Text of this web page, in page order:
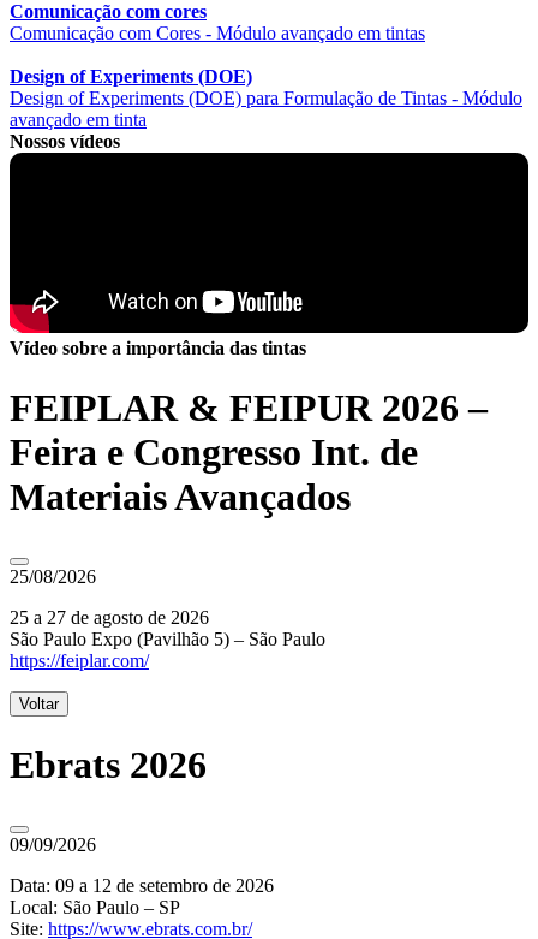
Comunicação com cores
Comunicação com Cores - Módulo avançado em tintas
Design of Experiments (DOE)
Design of Experiments (DOE) para Formulação de Tintas - Módulo
avançado em tinta
Nossos vídeos
Vídeo sobre a importância das tintas
FEIPLAR & FEIPUR 2026 –
Feira e Congresso Int. de
Materiais Avançados
25/08/2026
25 a 27 de agosto de 2026
São Paulo Expo (Pavilhão 5) – São Paulo
https://feiplar.com/
Voltar
Ebrats 2026
09/09/2026
Data: 09 a 12 de setembro de 2026
Local: São Paulo – SP
Site: https://www.ebrats.com.br/